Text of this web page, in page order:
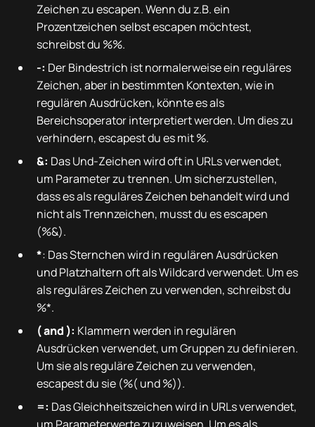
Zeichen zu escapen. Wenn du z.B. ein
Prozentzeichen selbst escapen möchtest,
schreibst du %%.
-: Der Bindestrich ist normalerweise ein reguläres
Zeichen, aber in bestimmten Kontexten, wie in
regulären Ausdrücken, könnte es als
Bereichsoperator interpretiert werden. Um dies zu
verhindern, escapest du es mit %.
&: Das Und-Zeichen wird oft in URLs verwendet,
um Parameter zu trennen. Um sicherzustellen,
dass es als reguläres Zeichen behandelt wird und
nicht als Trennzeichen, musst du es escapen
(%&).
*: Das Sternchen wird in regulären Ausdrücken
und Platzhaltern oft als Wildcard verwendet. Um es
als reguläres Zeichen zu verwenden, schreibst du
%*.
( and ): Klammern werden in regulären
Ausdrücken verwendet, um Gruppen zu definieren.
Um sie als reguläre Zeichen zu verwenden,
escapest du sie (%( und %)).
=: Das Gleichheitszeichen wird in URLs verwendet,